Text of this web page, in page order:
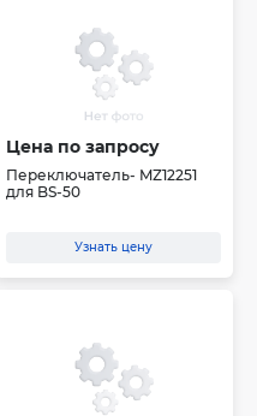
Цена по запросу
Переключатель- MZ12251
для BS-50
Узнать цену